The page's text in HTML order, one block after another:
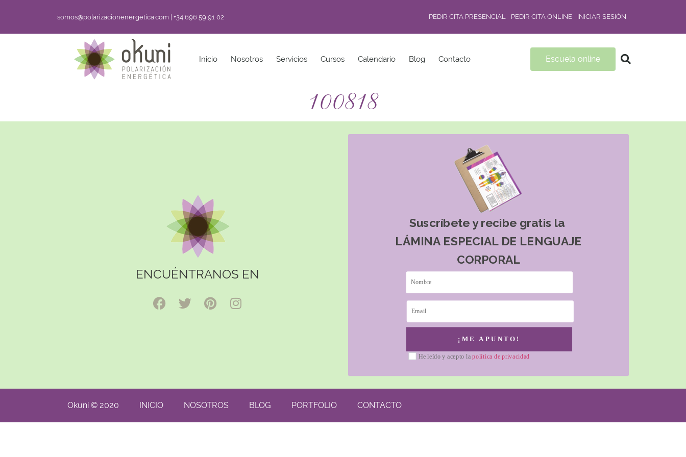
somos@polarizacionenergetica.com | +34 696 59 91 02 PEDIR CITA PRESENCIAL PEDIR CITA ONLINE INICIAR SESIÓN
Inicio Nosotros Servicios Cursos Calendario Blog Contacto Escuela online
100818
ENCUÉNTRANOS EN
Suscríbete y recibe gratis la
LÁMINA ESPECIAL DE LENGUAJE
CORPORAL
He leído y acepto lapolítica de privacidad
¡ME APUNTO!
Okuni © 2020 INICIO NOSOTROS BLOG PORTFOLIO CONTACTO